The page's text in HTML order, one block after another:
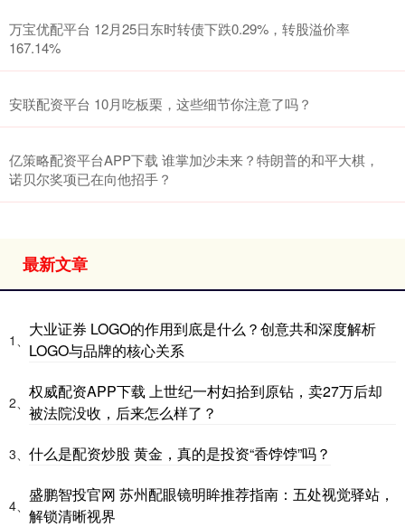
万宝优配平台 12月25日东时转债下跌0.29%，转股溢价率
167.14%
安联配资平台 10月吃板栗，这些细节你注意了吗？
亿策略配资平台APP下载 谁掌加沙未来？特朗普的和平大棋，
诺贝尔奖项已在向他招手？
最新文章
1、
大业证券 LOGO的作用到底是什么？创意共和深度解析
LOGO与品牌的核心关系
2、
权威配资APP下载 上世纪一村妇拾到原钻，卖27万后却
被法院没收，后来怎么样了？
3、 什么是配资炒股 黄金，真的是投资“香饽饽”吗？
4、
盛鹏智投官网 苏州配眼镜明眸推荐指南：五处视觉驿站，
解锁清晰视界